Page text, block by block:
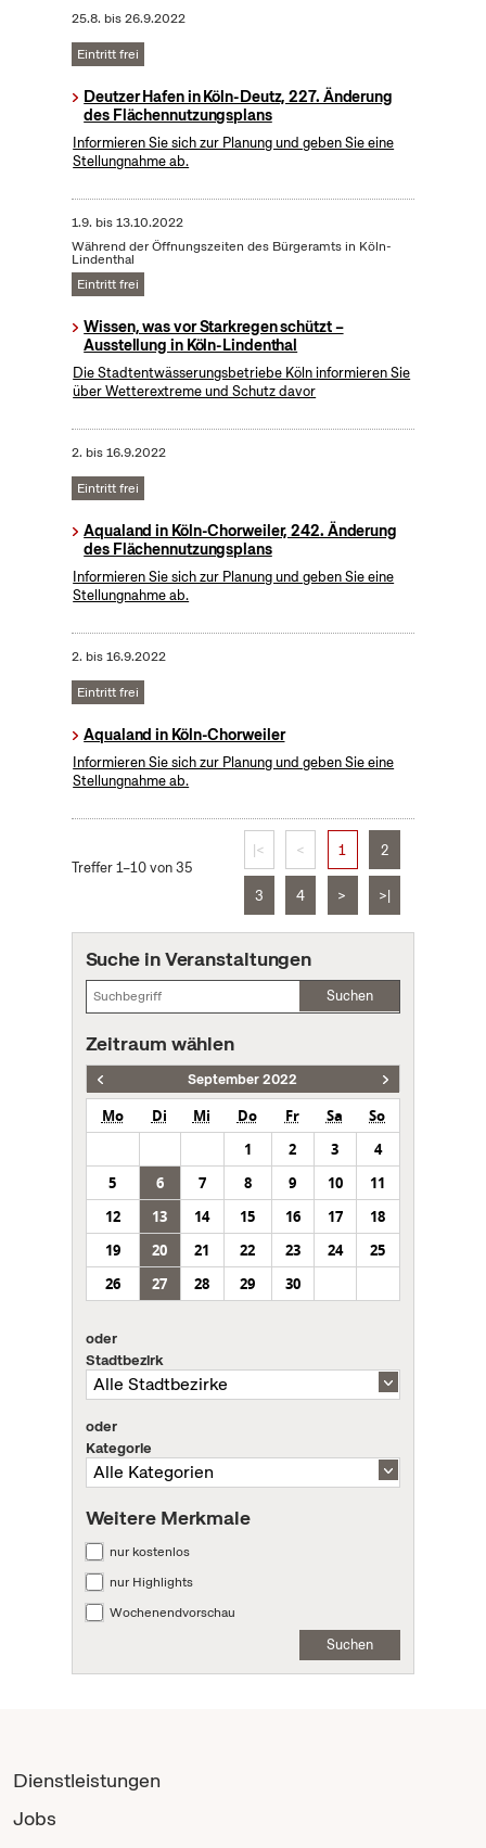
25.8. bis26.9.2022
Eintritt frei
Deutzer Hafen in Köln-Deutz, 227. Änderung
des Flächennutzungsplans
Informieren Sie sich zur Planung und geben Sie eine
Stellungnahme ab.
1.9. bis13.10.2022
Während der Öffnungszeiten des Bürgeramts in Köln-
Lindenthal
Eintritt frei
Wissen, was vor Starkregen schützt –
Ausstellung in Köln-Lindenthal
Die Stadtentwässerungsbetriebe Köln informieren Sie
über Wetterextreme und Schutz davor
2. bis16.9.2022
Eintritt frei
Aqualand in Köln-Chorweiler, 242. Änderung
des Flächennutzungsplans
Informieren Sie sich zur Planung und geben Sie eine
Stellungnahme ab.
2. bis16.9.2022
Eintritt frei
Aqualand in Köln-Chorweiler
Informieren Sie sich zur Planung und geben Sie eine
Stellungnahme ab.
Treffer 1–10 von 35
|< < 1 2
3 4 > >|
Suche in Veranstaltungen
Suchen
Zeitraum wählen
September 2022
Mo Di Mi Do Fr Sa
So
1
2 3
4
5
6 7 8 9 10
11
12
13 14 15 16 17
18
19
20 21 22 23 24
25
26
27 28 29 30
oder
Stadtbezirk
oder
Kategorie
Weitere Merkmale
nur kostenlos
nur Highlights
Wochenendvorschau
Suchen
Dienstleistungen
Jobs